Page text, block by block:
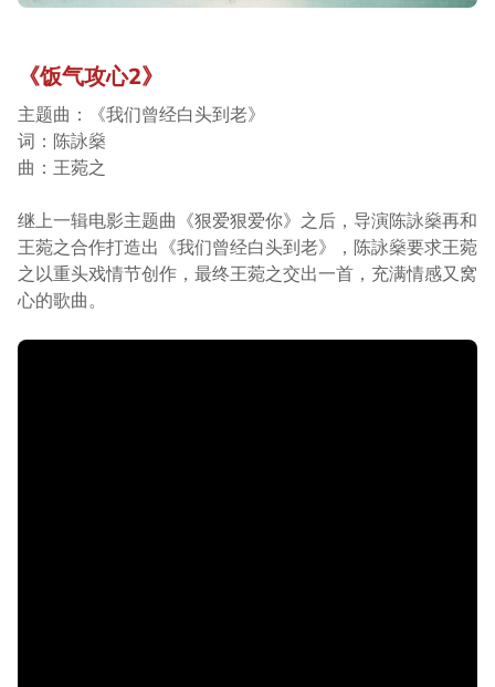
《饭气攻心2》
主题曲：《我们曾经白头到老》
词：陈詠燊
曲：王菀之
继上一辑电影主题曲《狠爱狠爱你》之后，导演陈詠燊再和
王菀之合作打造出《我们曾经白头到老》，陈詠燊要求王菀
之以重头戏情节创作，最终王菀之交出一首，充满情感又窝
心的歌曲。